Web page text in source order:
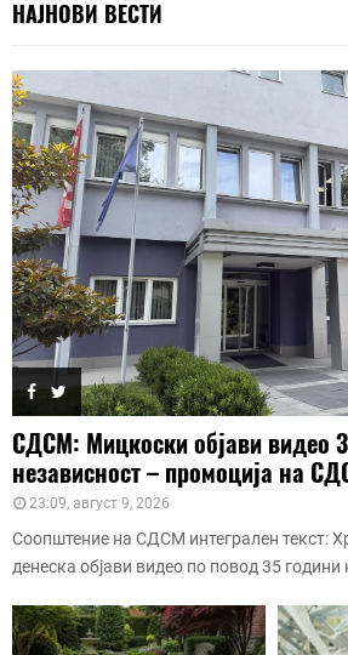
НАЈНОВИ ВЕСТИ
СДСМ: Мицкоски објави видео
независност – промоција на
23:09, август 9, 2026
Соопштение на СДСМ интегрален текст:
денеска објави видео по повод 35 години